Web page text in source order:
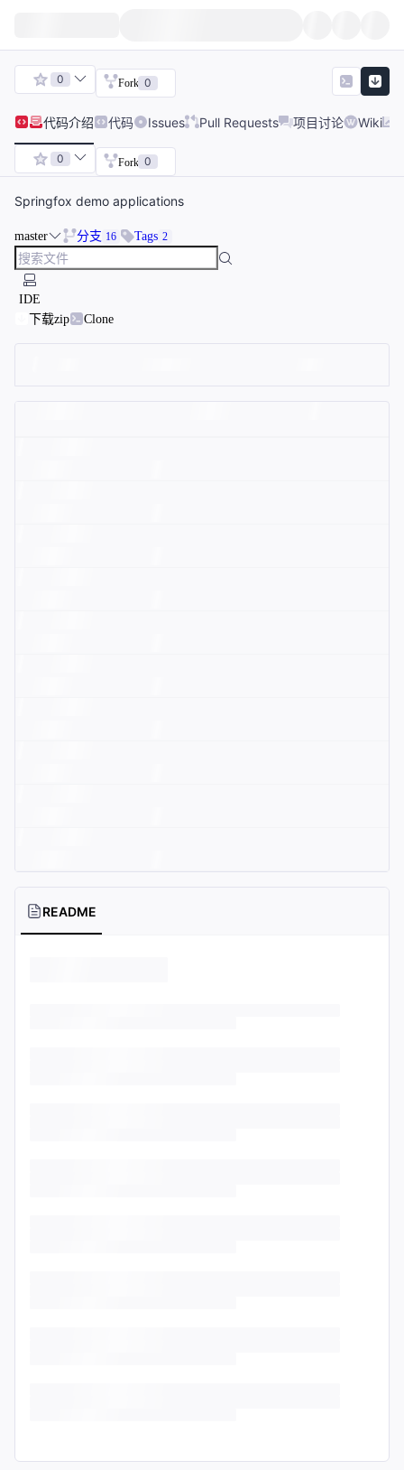
0 Fork 0
代码介绍 代码 Issues Pull Requests 项目讨论 Wiki
0 Fork 0
Springfox demo applications
master 分支 16 Tags 2
IDE
下载zip
Clone
README